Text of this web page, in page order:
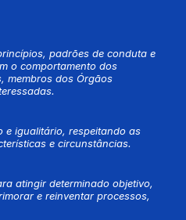
padrões de conduta e
o comportamento dos
membros dos Órgãos
e igualitário, respeitando as
e circunstâncias.
atingir determinado objetivo,
e reinventar processos,